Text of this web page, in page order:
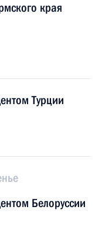
края
Турции
Белоруссии